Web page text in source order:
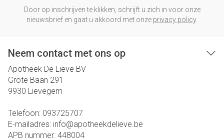
Door op inschrijven te klikken, schrijft u zich in voor onze
nieuwsbrief en gaat u akkoord met onze privacy policy.
Neem contact met ons op
Apotheek De Lieve BV
Grote Baan 291
9930 Lievegem
Telefoon: 093725707
E-mailadres: info@apotheekdelieve.be
APB nummer: 448004